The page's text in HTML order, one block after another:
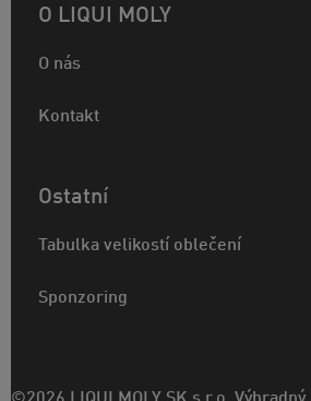
O LIQUI MOLY
O nás
Kontakt
Ostatní
Tabulka velikostí oblečení
Sponzoring